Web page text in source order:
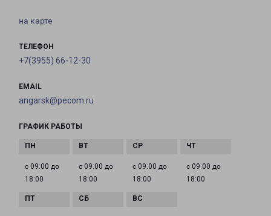
на карте
ТЕЛЕФОН
+7(3955) 66-12-30
EMAIL
angarsk@pecom.ru
ГРАФИК РАБОТЫ
с 09:00 до
18:00
с 09:00 до
18:00
с 09:00 до
18:00
с 09:00 до
18:00